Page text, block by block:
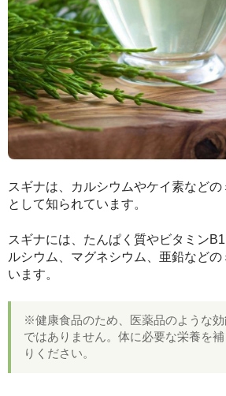
スギナは、カルシウムやケイ素など
として知られています。
スギナには、たんぱく質やビタミン
ルシウム、マグネシウム、亜鉛など
います。
※健康食品のため、医薬品のような
ではありません。体に必要な栄養を
りください。